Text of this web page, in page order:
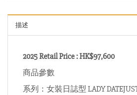
描述
2025 Retail Price : HK$97,600
商品參數
系列：女裝日誌型 LADY